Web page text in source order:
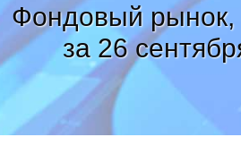
Фондовый рынок,
за 26
Тренды новостей »
Рубрики»
Правила»